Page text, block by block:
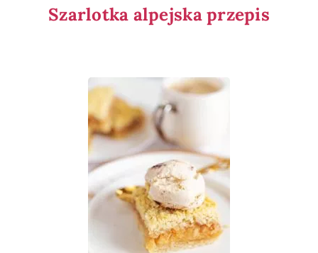
Szarlotka alpejska przepis